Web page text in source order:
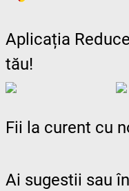
Aplicația
tău!
Fii la curent cu
Ai sugestii sau